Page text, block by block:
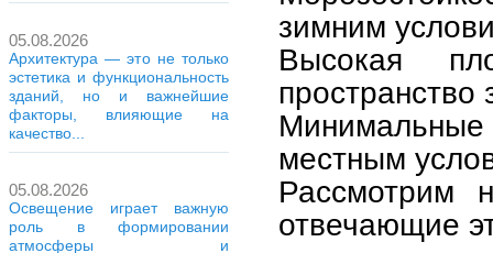
05.08.2026
Архитектура — это не только
эстетика и функциональность
зданий, но и важнейшие
факторы, влияющие на
качество...
05.08.2026
Освещение играет важную
роль в формировании
атмосферы и
зимним
Высокая
пространство
местным
Рассмотрим
отвечающие